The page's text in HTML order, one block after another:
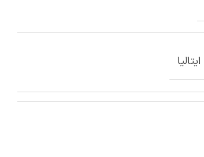
ایتالیا